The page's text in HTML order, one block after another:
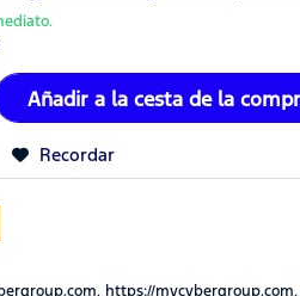
Añadir a la cesta de la
Recordar
https://